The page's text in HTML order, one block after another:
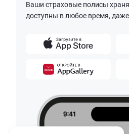
Ваши страховые полисы
доступны в любое время, даже